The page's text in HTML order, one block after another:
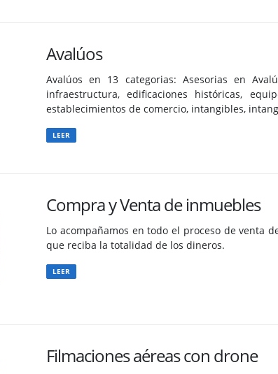
Avalúos
Avalúos en 13 categorias: Asesorias en
infraestructura, edificaciones históricas,
establecimientos de comercio, intangibles,
LEER
Compra y Venta de inmuebles
Lo acompañamos en todo el proceso de venta
que reciba la totalidad de los dineros.
LEER
Filmaciones aéreas con drone